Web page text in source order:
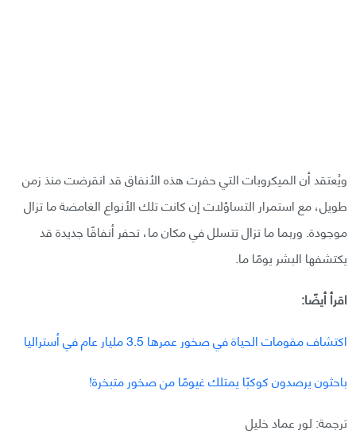
ويُعتقد أن الميكروبات التي حفرت هذه الأنفاق قد انقرضت منذ زمن
طويل، مع استمرار التساؤلات إن كانت تلك الأنواع الغامضة ما تزال
موجودة. وربما ما تزال تتسلل في مكان ما، تحفر أنفاقًا جديدة قد
يكتشفها البشر يومًا ما.
اقرأ أيضًا:
اكتشاف مقومات الحياة في صخور عمرها 3.5 مليار عام في أستراليا
باحثون يرصدون كوكبًا يمتلك غيومًا من صخور متبخرة!
ترجمة: لور عماد خليل